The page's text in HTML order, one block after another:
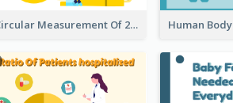
Circular Measurement Of 2 Group